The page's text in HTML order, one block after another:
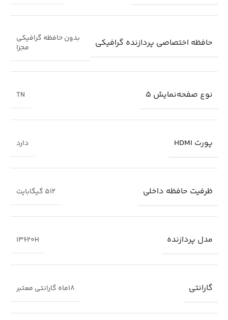
حافظه اختصاصی پردازنده گرافیکی
بدون حافظه گرافیکی
مجزا
نوع صفحه‌نمایش 5 TN
پورت HDMI دارد
ظرفیت حافظه داخلی 512 گیگابایت
مدل پردازنده 13620H
گارانتی 18ماه گارانتی معتبر